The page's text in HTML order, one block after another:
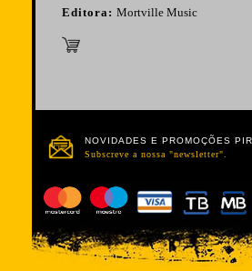
Editora: Mortville Music
NOVIDADES E PROMOÇÕES
Subscreve a nossa "newsletter".